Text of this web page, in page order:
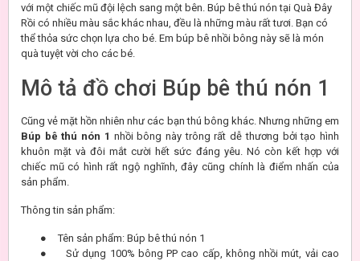
với một chiếc mũ đội lệch sang một bên. Búp bê thú nón tại Quà Đây
Rồi có nhiều màu sắc khác nhau, đều là những màu rất tươi. Bạn có
thể thỏa sức chọn lựa cho bé. Em búp bê nhồi bông này sẽ là món
quà tuyệt vời cho các bé.
Mô tả đồ chơi Búp bê thú nón 1
Cũng vẻ mặt hồn nhiên như các bạn thú bông khác. Nhưng những em
Búp bê thú nón 1 nhồi bông này trông rất dễ thương bởi tạo hình
khuôn mặt và đôi mắt cười hết sức đáng yêu. Nó còn kết hợp với
chiếc mũ có hình rất ngộ nghĩnh, đây cũng chính là điểm nhấn của
sản phẩm.
Thông tin sản phẩm:
●
Tên sản phẩm: Búp bê thú nón 1
●
Sử dụng 100% bông PP cao cấp, không nhồi mút, vải cao